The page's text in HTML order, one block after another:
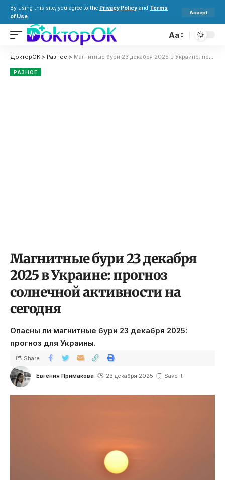
By using this site, you agree to the Privacy Policy and Terms
of Use.
Accept
Aa
ДокторОК > Разное > Магнитные бури 23 декабря 2025 в Украине: прогноз солнечной активности на сегодня
РАЗНОЕ
Магнитные бури 23 декабря
2025 в Украине: прогноз
солнечной активности на
сегодня
Опасны ли магнитные бури 23 декабря 2025:
прогноз для Украины.
Евгения Примакова 23 декабря 2025
Share